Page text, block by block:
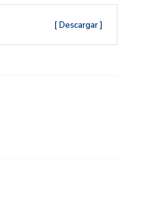
[ Descargar ]